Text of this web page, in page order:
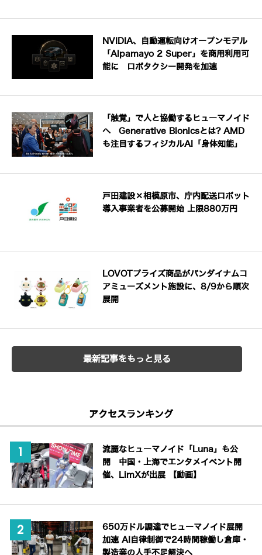
NVIDIA、自動運転向けオープンモデル
「Alpamayo 2 Super」を商用利用可
能に ロボタクシー開発を加速
「触覚」で人と協働するヒューマノイド
へ Generative Bionicsとは? AMD
も注目するフィジカルAI「身体知能」
戸田建設×相模原市、庁内配送ロボット
導入事業者を公募開始 上限880万円
LOVOTプライズ商品がバンダイナムコ
アミューズメント施設に、8/9から順次
展開
最新記事をもっと見る
アクセスランキング
流麗なヒューマノイド「Luna」も公
開 中国・上海でエンタメイベント開
催、LimXが出展 【動画】
650万ドル調達でヒューマノイド展開
加速 AI自律制御で24時間稼働し倉庫・
製造業の人手不足解決へ